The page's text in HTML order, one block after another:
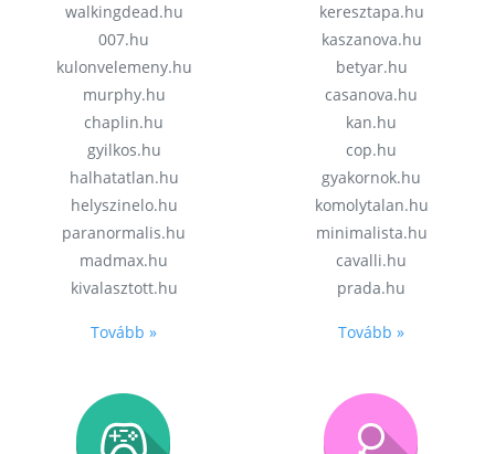
walkingdead.hu
007.hu
kulonvelemeny.hu
murphy.hu
chaplin.hu
gyilkos.hu
halhatatlan.hu
helyszinelo.hu
paranormalis.hu
madmax.hu
kivalasztott.hu
Tovább »
keresztapa.hu
kaszanova.hu
betyar.hu
casanova.hu
kan.hu
cop.hu
gyakornok.hu
komolytalan.hu
minimalista.hu
cavalli.hu
prada.hu
Tovább »